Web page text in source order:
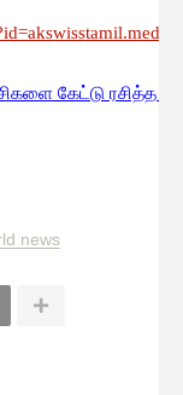
கேட்டு ரசித்த
news